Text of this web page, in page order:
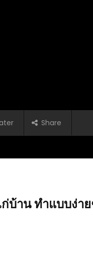
Share
ง่ายกว่านี้ไม่มีอีกแล้ว แก้ใบ
บ้าน ทำแบบง่า